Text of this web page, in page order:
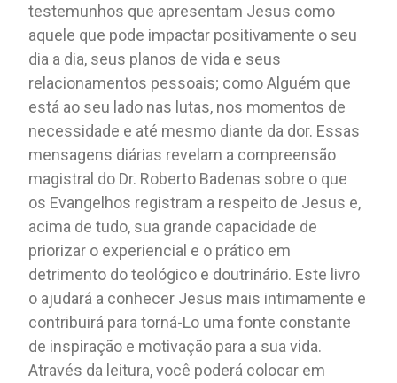
testemunhos que apresentam Jesus como
aquele que pode impactar positivamente o seu
dia a dia, seus planos de vida e seus
relacionamentos pessoais; como Alguém que
está ao seu lado nas lutas, nos momentos de
necessidade e até mesmo diante da dor. Essas
mensagens diárias revelam a compreensão
magistral do Dr. Roberto Badenas sobre o que
os Evangelhos registram a respeito de Jesus e,
acima de tudo, sua grande capacidade de
priorizar o experiencial e o prático em
detrimento do teológico e doutrinário. Este livro
o ajudará a conhecer Jesus mais intimamente e
contribuirá para torná-Lo uma fonte constante
de inspiração e motivação para a sua vida.
Através da leitura, você poderá colocar em